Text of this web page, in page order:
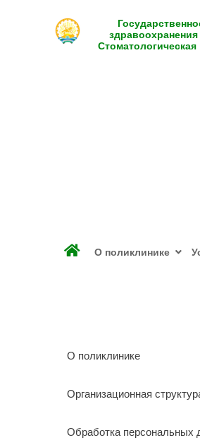
О поликлинике
О поликлинике
Организационная
Обработка персональных